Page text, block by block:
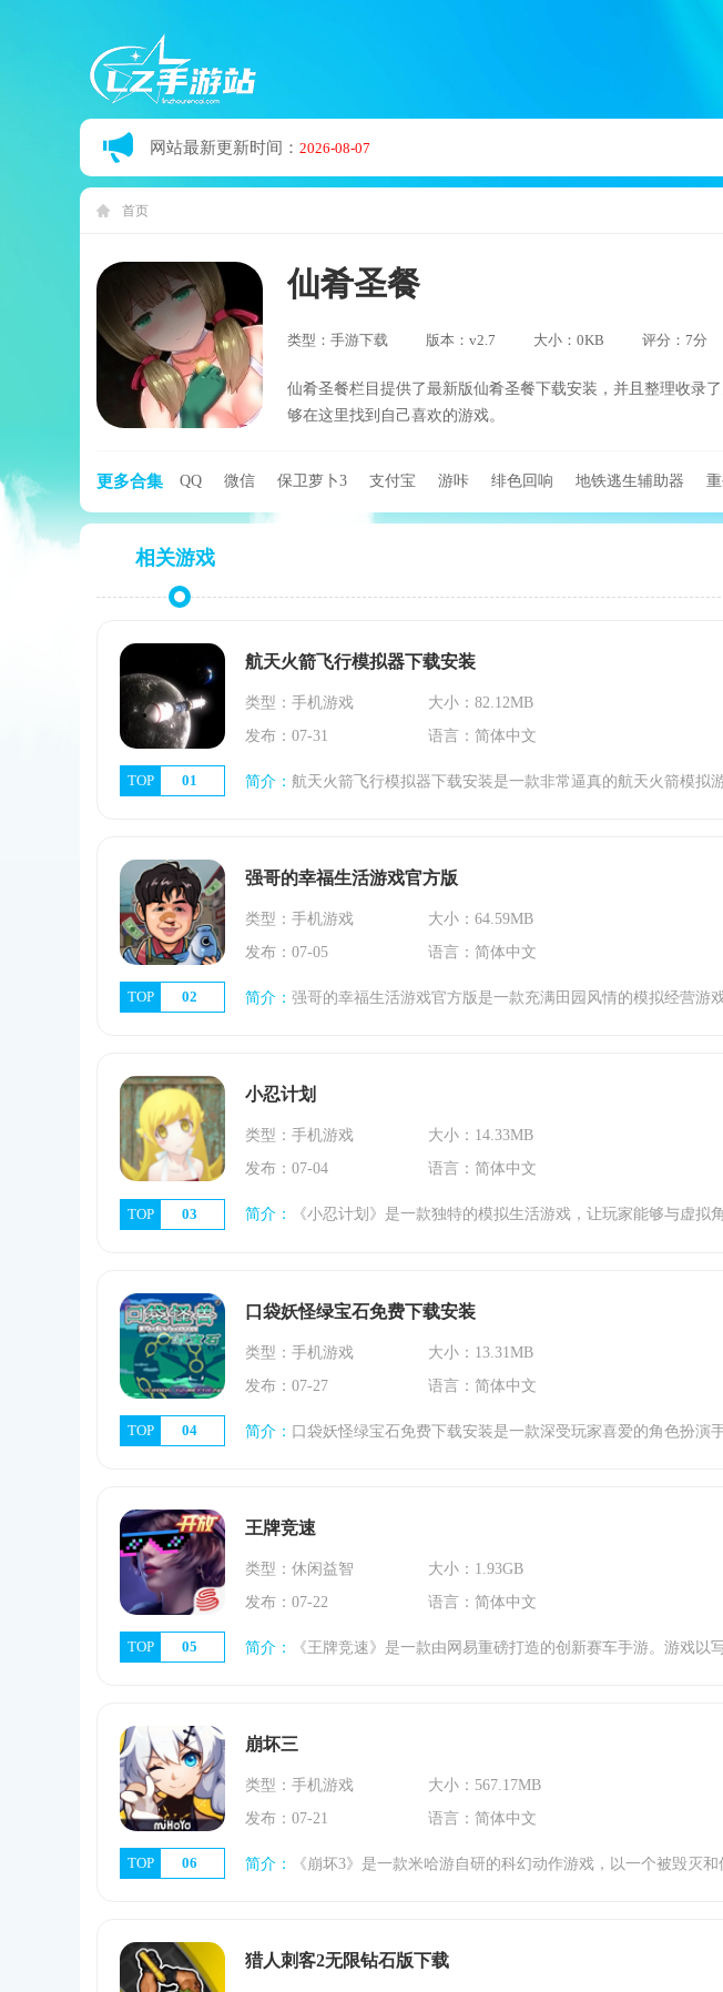
网站最新更新时间： 2026-08-07
首页
仙肴圣餐
类型：手游下载 版本：v2.7 大小：0KB 评分：7分
仙肴圣餐栏目提供了最新版仙肴圣餐下载安装，并且整理收录
够在这里找到自己喜欢的游戏。
更多合集 QQ 微信 保卫萝卜3 支付宝 游咔 绯色回响 地铁逃生辅助器
相关游戏
TOP 01
航天火箭飞行模拟器下载安装
类型：手机游戏
大小：82.12MB
发布：07-31
语言：简体中文
简介： 航天火箭飞行模拟器下载安装是一款非常逼真的航天火箭模拟游戏，它带领玩家进入一个极致的宇宙探索之旅。这款游戏独特的魅力在于它尽可能地通过真实模拟的方式，让玩家体验到航天飞行的各种要素，包括起飞、助推、轨道注入、分离、再入等环节。在《航天火箭飞行模拟器》中，玩家可以选择多种类型的火箭，包括AtlasV、
TOP 02
强哥的幸福生活游戏官方版
类型：手机游戏
大小：64.59MB
发布：07-05
语言：简体中文
简介： 强哥的幸福生活游戏官方版是一款充满田园风情的模拟经营游戏。在这款游戏中，玩家将扮演强哥，一个热爱生活、热爱大自然的普通人。游戏内容丰富多样，玩家需要运用智慧和勤劳，建设自己的家园，种植食物，享受田园生活的乐趣。强哥的幸福生活游戏背景1.田园生活：游戏讲述了一个关于建设家园、种植食物、享受田园生活的故事。
TOP 03
小忍计划
类型：手机游戏
大小：14.33MB
发布：07-04
语言：简体中文
简介： 《小忍计划》是一款独特的模拟生活游戏，让玩家能够与虚拟角色小忍共同度过日常生活，体验前所未有的亲密互动。在这款游戏中，玩家将扮演小忍的男友，负责照顾她的日常起居，共同规划生活，增进感情。通过与小忍的互动，玩家能够感受到温馨浪漫的爱情氛围，仿佛置身于真实的生活场景中。游戏的画面精美细腻，场景丰富多样，让人
TOP 04
口袋妖怪绿宝石免费下载安装
类型：手机游戏
大小：13.31MB
发布：07-27
语言：简体中文
简介： 口袋妖怪绿宝石免费下载安装是一款深受玩家喜爱的角色扮演手游，在游戏中，玩家将扮演一名口袋妖怪训练师，通过捕捉、训练各种可爱的口袋妖怪，与它们一起冒险、战斗。游戏中有丰富的剧情和任务，带领玩家探索广阔的世界，挑战各地的训练师和强大的口袋妖怪。游戏还支持线上对战，让你与全球的玩家一决高下。如果你对充满
TOP 05
王牌竞速
类型：休闲益智
大小：1.93GB
发布：07-22
语言：简体中文
简介： 《王牌竞速》是一款由网易重磅打造的创新赛车手游。游戏以写实风格为特色，让玩家扮演职业车手参加速度节比赛。玩家可以驾驶顶级车厂的授权真车和超现实概念车，体验独特的“王牌大招”和海量国内外实景赛道带来的刺激快感。在游戏中，玩家可以通过不断挑战获得奖励，解锁更多车辆进行改装，并通过提升赛车品质来增加属性和改变外观
TOP 06
崩坏三
类型：手机游戏
大小：567.17MB
发布：07-21
语言：简体中文
简介： 《崩坏3》是一款米哈游自研的科幻动作游戏，以一个被毁灭和侵蚀的世界为背景，玩家将指挥勇敢的女孩组成的部队进行战斗。游戏采用3d全视角卡通渲染，自由跳跃的立体战斗，无限可能的分支连招，酣畅淋漓的超强打击感，打造次世代动作游戏，给玩家带来视觉盛宴。游戏的故事情节会让你感受到前所未有的代入感，让玩家感受到一个
猎人刺客2无限钻石版下载